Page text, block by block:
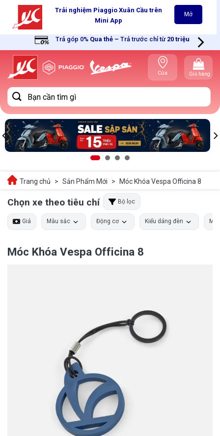
content
Trải nghiệm Piaggio Xuân Cầu trên
Mini App
Mở
Trả góp 0% Qua thẻ – Trả trước chỉ từ 20 triệu
Cửa
hàng gần
bạn
Giỏ hàng
Tìm
kiếm:
Trang chủ > Sản Phẩm Mới > Móc Khóa Vespa Officina 8
Chọn xe theo tiêu chí Bộ lọc
Giá Màu sắc Động cơ Kiểu dáng đèn
Móc Khóa Vespa Officina 8